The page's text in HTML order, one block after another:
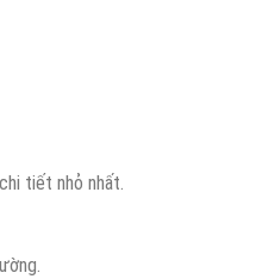
tiết nhỏ nhất.